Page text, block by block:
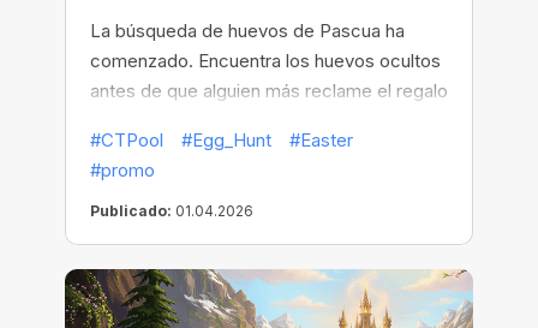
La búsqueda de huevos de Pascua ha
comenzado. Encuentra los huevos ocultos
antes de que alguien más reclame el regalo
#CTPool
#Egg_Hunt
#Easter
#promo
Publicado: 01.04.2026